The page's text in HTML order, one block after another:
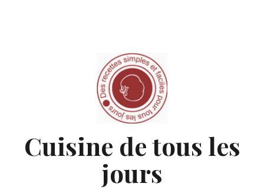
Cuisine de tous les
jours